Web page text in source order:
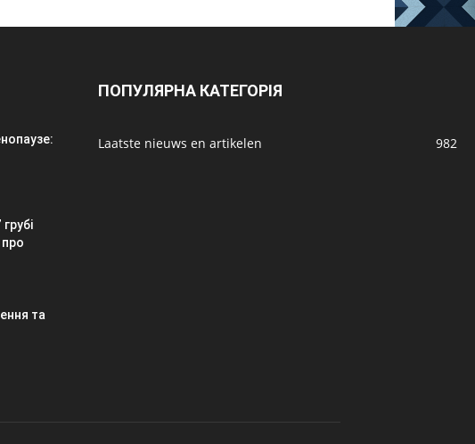
про
та
ПОПУЛЯРНА КАТЕГОРІЯ
Laatste nieuws en artikelen 982